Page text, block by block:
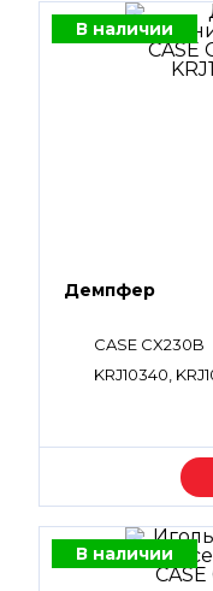
В наличии
Демпфер
CASE CX230B
KRJ10340,
В наличии